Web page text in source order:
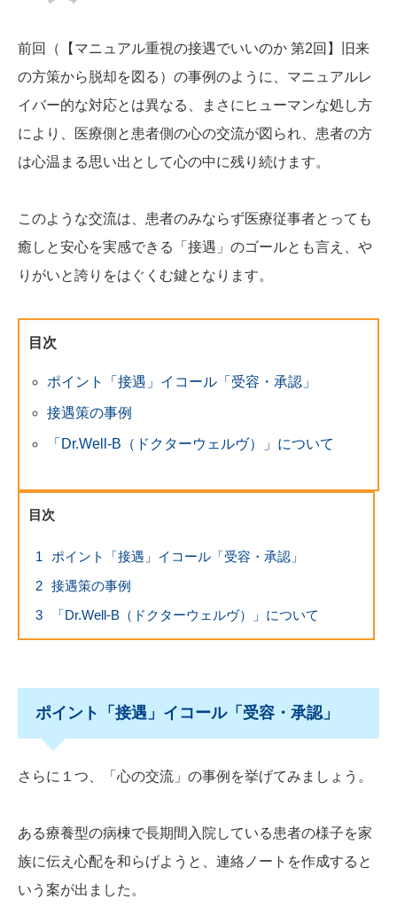
前回（【マニュアル重視の接遇でいいのか 第2回】旧来
の方策から脱却を図る）の事例のように、マニュアルレ
イバー的な対応とは異なる、まさにヒューマンな処し方
により、医療側と患者側の心の交流が図られ、患者の方
は心温まる思い出として心の中に残り続けます。
このような交流は、患者のみならず医療従事者とっても
癒しと安心を実感できる「接遇」のゴールとも言え、や
りがいと誇りをはぐくむ鍵となります。
目次
ポイント「接遇」イコール「受容・承認」
接遇策の事例
「Dr.Well-B（ドクターウェルヴ）」について
目次
1
ポイント「接遇」イコール「受容・承認」
2
接遇策の事例
3
「Dr.Well-B（ドクターウェルヴ）」について
ポイント「接遇」イコール「受容・承認」
さらに１つ、「心の交流」の事例を挙げてみましょう。
ある療養型の病棟で長期間入院している患者の様子を家
族に伝え心配を和らげようと、連絡ノートを作成すると
いう案が出ました。